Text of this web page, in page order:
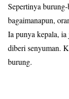
Sepertinya
bagaimanapun,
Ia punya kepala,
diberi senyuman.
burung.